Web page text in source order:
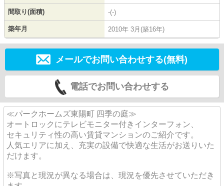
間取り(面積) -(-)
築年月 2010年 3月(築16年)
メールでお問い合わせする(無料)
電話でお問い合わせする
≪パークホームズ東陽町 四季の庭≫
オートロックにテレビモニター付きインターフォン、
セキュリティ性の高い賃貸マンションのご紹介です。
人気エリアに加え、充実の設備で快適な生活がお送りいた
だけます。
※写真と現況が異なる場合は、現況を優先させていただき